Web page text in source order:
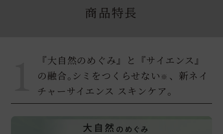
商品特長
『大自然のめぐみ』と『サイエンス』
の融合｡ シミをつくらせない ※ 、新ネイ
チャーサイエンス スキンケア｡